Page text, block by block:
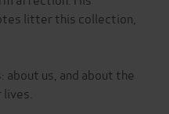
litter this collection,
us, and about the